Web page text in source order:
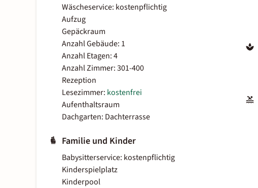
Wäscheservice: kostenpflichtig
Aufzug
Gepäckraum
Anzahl Gebäude: 1
Anzahl Etagen: 4
Anzahl Zimmer: 301-400
Rezeption
Lesezimmer: kostenfrei
Aufenthaltsraum
Dachgarten: Dachterrasse
Familie und Kinder
Babysitterservice: kostenpflichtig
Kinderspielplatz
Kinderpool